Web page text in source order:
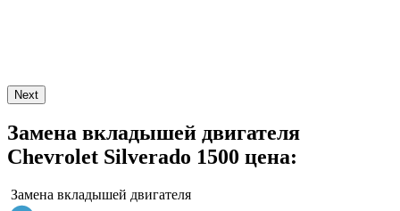
Next
Замена вкладышей двигателя
Chevrolet Silverado 1500 цена:
Замена вкладышей двигателя